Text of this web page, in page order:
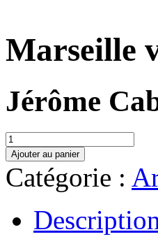
Marseille
Jérôme
quantité
de
Marseille
vue
des
Ajouter au panier
Catégorie :